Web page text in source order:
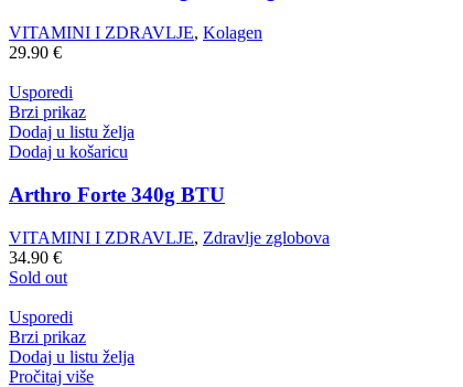
VITAMINI I ZDRAVLJE, Kolagen
29.90 €
Usporedi
Brzi prikaz
Dodaj u listu želja
Dodaj u košaricu
Arthro Forte 340g BTU
VITAMINI I ZDRAVLJE, Zdravlje zglobova
34.90 €
Sold out
Usporedi
Brzi prikaz
Dodaj u listu želja
Pročitaj više